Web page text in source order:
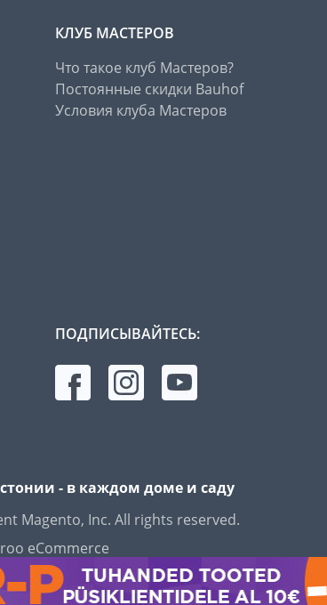
КЛУБ МАСТЕРОВ
Что такое клуб Мастеров?
Постоянные скидки Bauhof
Условия клуба Мастеров
ПОДПИСЫВАЙТЕСЬ:
- в каждом доме и саду
Magento, Inc. All rights reserved.
eCommerce